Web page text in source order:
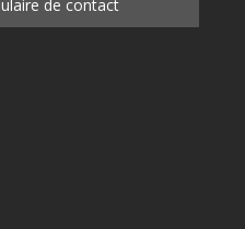
de contact